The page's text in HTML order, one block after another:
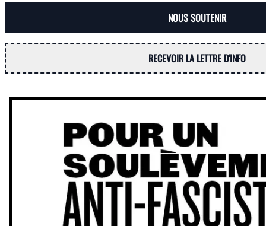
NOUS SOUTENIR
RECEVOIR LA LETTRE D'INFO